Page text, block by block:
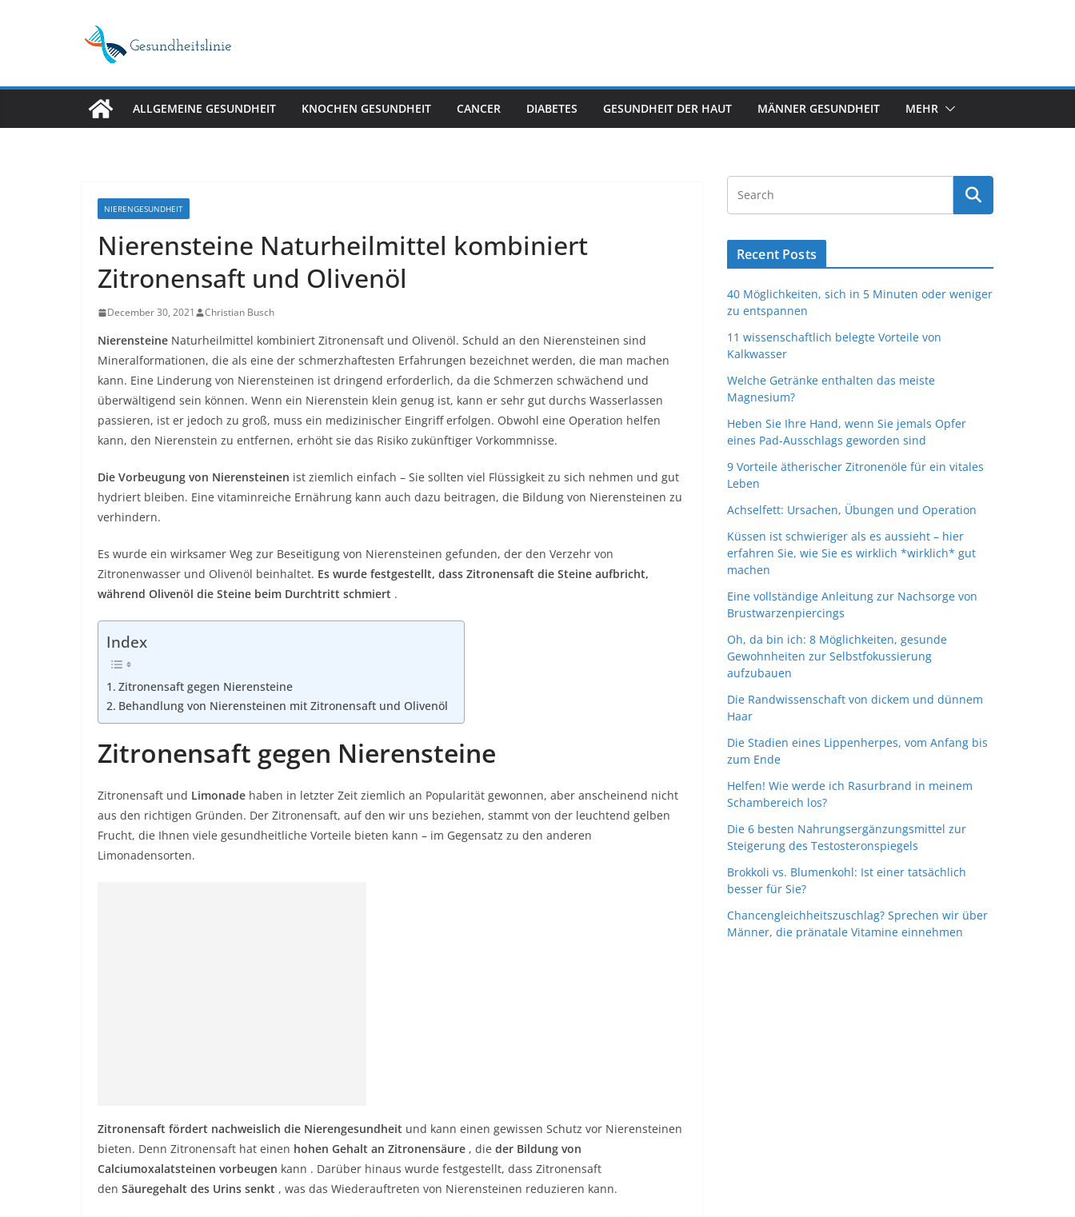
ALLGEMEINE GESUNDHEIT KNOCHEN GESUNDHEIT CANCER DIABETES GESUNDHEIT DER HAUT MÄNNER GESUNDHEIT MEHR
NIERENGESUNDHEIT
Nierensteine ​​Naturheilmittel kombiniert
Zitronensaft und Olivenöl
December 30, 2021 Christian Busch
Nierensteine Naturheilmittel kombiniert Zitronensaft und Olivenöl. Schuld an den Nierensteinen sind
Mineralformationen, die als eine der schmerzhaftesten Erfahrungen bezeichnet werden, die man machen
kann. Eine Linderung von Nierensteinen ist dringend erforderlich, da die Schmerzen schwächend und
überwältigend sein können. Wenn ein Nierenstein klein genug ist, kann er sehr gut durchs Wasserlassen
passieren, ist er jedoch zu groß, muss ein medizinischer Eingriff erfolgen. Obwohl eine Operation helfen
kann, den Nierenstein zu entfernen, erhöht sie das Risiko zukünftiger Vorkommnisse.
Die Vorbeugung von Nierensteinen ist ziemlich einfach – Sie sollten viel Flüssigkeit zu sich nehmen und gut
hydriert bleiben. Eine vitaminreiche Ernährung kann auch dazu beitragen, die Bildung von Nierensteinen zu
verhindern.
Es wurde ein wirksamer Weg zur Beseitigung von Nierensteinen gefunden, der den Verzehr von
Zitronenwasser und Olivenöl beinhaltet. Es wurde festgestellt, dass Zitronensaft die Steine ​​​​aufbricht,
während Olivenöl die Steine ​​beim Durchtritt schmiert .
Index
Zitronensaft gegen Nierensteine
Behandlung von Nierensteinen mit Zitronensaft und Olivenöl
Zitronensaft gegen Nierensteine
Zitronensaft und Limonade haben in letzter Zeit ziemlich an Popularität gewonnen, aber anscheinend nicht
aus den richtigen Gründen. Der Zitronensaft, auf den wir uns beziehen, stammt von der leuchtend gelben
Frucht, die Ihnen viele gesundheitliche Vorteile bieten kann – im Gegensatz zu den anderen
Limonadensorten.
Zitronensaft fördert nachweislich die Nierengesundheit und kann einen gewissen Schutz vor Nierensteinen
bieten. Denn Zitronensaft hat einen hohen Gehalt an Zitronensäure , die der Bildung von
Calciumoxalatsteinen vorbeugen kann . Darüber hinaus wurde festgestellt, dass Zitronensaft
den Säuregehalt des Urins senkt , was das Wiederauftreten von Nierensteinen reduzieren kann.
Recent Posts
40 Möglichkeiten, sich in 5 Minuten oder weniger
zu entspannen
11 wissenschaftlich belegte Vorteile von
Kalkwasser
Welche Getränke enthalten das meiste
Magnesium?
Heben Sie Ihre Hand, wenn Sie jemals Opfer
eines Pad-Ausschlags geworden sind
9 Vorteile ätherischer Zitronenöle für ein vitales
Leben
Achselfett: Ursachen, Übungen und Operation
Küssen ist schwieriger als es aussieht – hier
erfahren Sie, wie Sie es wirklich *wirklich* gut
machen
Eine vollständige Anleitung zur Nachsorge von
Brustwarzenpiercings
Oh, da bin ich: 8 Möglichkeiten, gesunde
Gewohnheiten zur Selbstfokussierung
aufzubauen
Die Randwissenschaft von dickem und dünnem
Haar
Die Stadien eines Lippenherpes, vom Anfang bis
zum Ende
Helfen! Wie werde ich Rasurbrand in meinem
Schambereich los?
Die 6 besten Nahrungsergänzungsmittel zur
Steigerung des Testosteronspiegels
Brokkoli vs. Blumenkohl: Ist einer tatsächlich
besser für Sie?
Chancengleichheitszuschlag? Sprechen wir über
Männer, die pränatale Vitamine einnehmen